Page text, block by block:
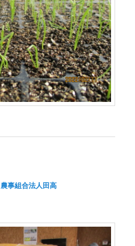
農事組合法人田高